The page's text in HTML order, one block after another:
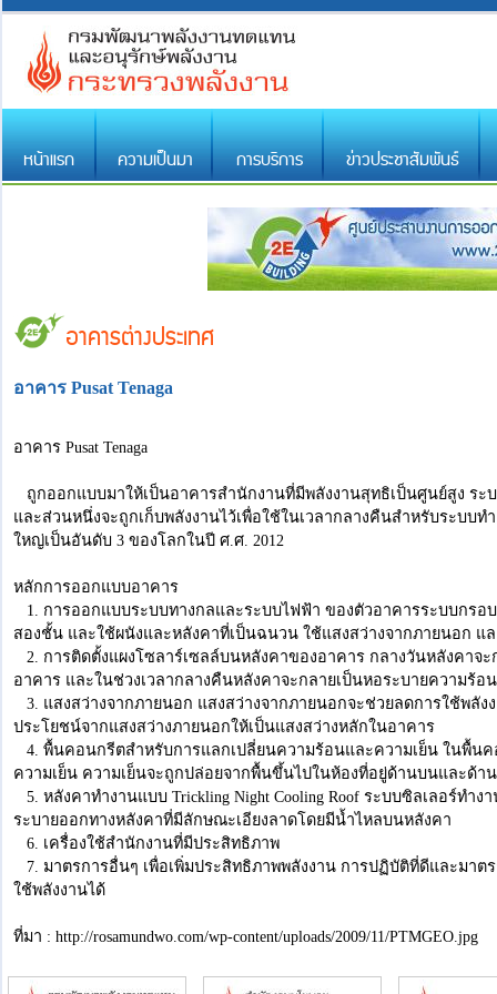
หน้าแรก ความเป็นมา การบริการ ข่าวประชาสัมพันธ์
อาคารต่างประเทศ
อาคาร Pusat Tenaga
อาคาร Pusat Tenaga
ถูกออกแบบมาให้เป็นอาคารสำนักงานที่มีพลังงานสุทธิเป็นศูนย์สูง ระ
และส่วนหนึ่งจะถูกเก็บพลังงานไว้เพื่อใช้ในเวลากลางคืนสำหรับระบบ
ใหญ่เป็นอันดับ 3 ของโลกในปี ศ.ศ. 2012
หลักการออกแบบอาคาร
1. การออกแบบระบบทางกลและระบบไฟฟ้า ของตัวอาคารระบบกรอ
สองชั้น และใช้ผนังและหลังคาที่เป็นฉนวน ใช้แสงสว่างจากภายนอก
2. การติดตั้งแผงโซลาร์เซลล์บนหลังคาของอาคาร กลางวันหลังคาจ
อาคาร และในช่วงเวลากลางคืนหลังคาจะกลายเป็นหอระบายความร้อน
3. แสงสว่างจากภายนอก แสงสว่างจากภายนอกจะช่วยลดการใช้พลัง
ประโยชน์จากแสงสว่างภายนอกให้เป็นแสงสว่างหลักในอาคาร
4. พื้นคอนกรีตสำหรับการแลกเปลี่ยนความร้อนและความเย็น ในพื้น
ความเย็น ความเย็นจะถูกปล่อยจากพื้นขึ้นไปในห้องที่อยู่ด้านบนและด้า
5. หลังคาทำงานแบบ Trickling Night Cooling Roof ระบบซิลเลอร์ทำ
ระบายออกทางหลังคาที่มีลักษณะเอียงลาดโดยมีน้ำไหลบนหลังคา
6. เครื่องใช้สำนักงานที่มีประสิทธิภาพ
7. มาตรการอื่นๆ เพื่อเพิ่มประสิทธิภาพพลังงาน การปฏิบัติที่ดีและมาต
ใช้พลังงานได้
ที่มา : http://rosamundwo.com/wp-content/uploads/2009/11/PTMGEO.jpg